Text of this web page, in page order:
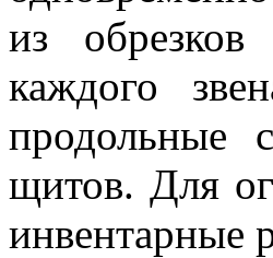
из
каждого
продольные
щитов. Для
инвентарные